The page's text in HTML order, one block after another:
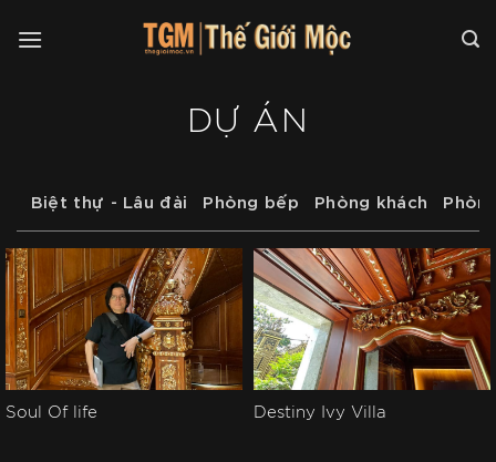
đến
DỰ ÁN
Biệt thự - Lâu đài Phòng bếp Phòng khách
Soul Of life Destiny Ivy Villa